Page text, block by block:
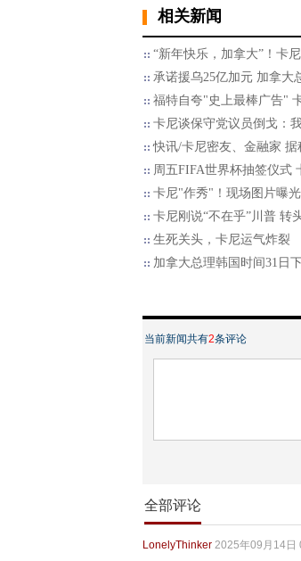
相关新闻
“新年快乐，加拿大”！卡
承诺援乌25亿加元 加拿大
福特自夸"史上最棒广告"
卡尼谈保守党议员倒戈：
快讯/卡尼密友、金融家
周五FIFA世界杯抽签仪式
卡尼"作秀"！现场图片曝
卡尼刚说“不在乎”川普 转
生死关头，卡尼运气炸裂
加拿大总理韩国时间31日
当前新闻共有2条评论
全部评论
LonelyThinker 2025年09月14日